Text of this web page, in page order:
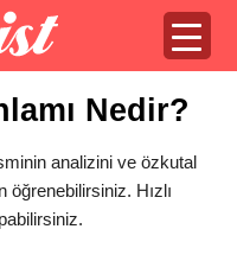
Nedir?
analizini ve özkutal
Hızlı